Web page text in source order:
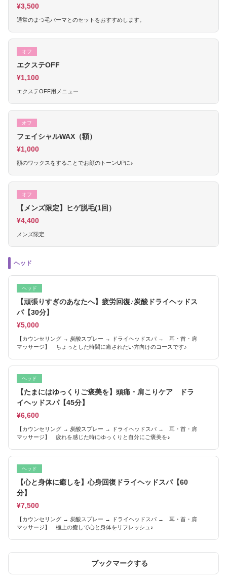
¥3,500
通常のまつ毛パーマとのセットをおすすめします。
オフ
エクステOFF
¥1,100
エクステOFF用メニュー
オフ
フェイシャルWAX（額）
¥1,000
額のワックスをすることでお顔のトーンUPに♪
オフ
【メンズ限定】ヒゲ脱毛(1回）
¥4,400
メンズ限定
ヘッド
ヘッド
【頑張りすぎのあなたへ】疲労回復♪炭酸ドライヘッドス
パ【30分】
¥5,000
【カウンセリング → 炭酸スプレー → ドライヘッドスパ → 耳・首・肩
マッサージ】 ちょっとした時間に癒されたい方向けのコースです♪
ヘッド
【たまにはゆっくりご褒美を】頭痛・肩こりケア ドラ
イヘッドスパ【45分】
¥6,600
【カウンセリング → 炭酸スプレー → ドライヘッドスパ → 耳・首・肩
マッサージ】 疲れを感じた時にゆっくりと自分にご褒美を♪
ヘッド
【心と身体に癒しを】心身回復ドライヘッドスパ【60
分】
¥7,500
【カウンセリング → 炭酸スプレー → ドライヘッドスパ → 耳・首・肩
マッサージ】 極上の癒しで心と身体をリフレッシュ♪
ブックマークする